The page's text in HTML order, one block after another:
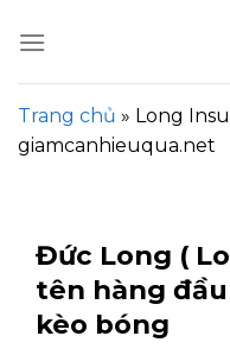
Trang chủ » Long
giamcanhieuqua.net
Đức Long (
tên hàng
kèo bóng